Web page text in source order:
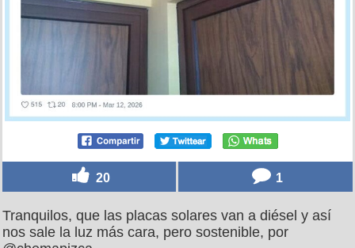
20 1
Tranquilos, que las placas solares van a diésel y así
nos sale la luz más cara, pero sostenible, por